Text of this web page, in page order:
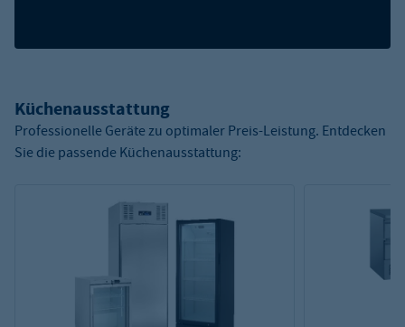
Küchenausstattung
Professionelle Geräte zu optimaler Preis-Leistung. Entdecken
Sie die passende Küchenausstattung: